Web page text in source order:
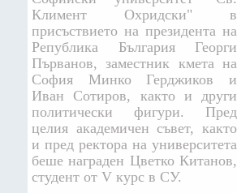
Климент Охридски" в
присъствието на президента на
Република България Георги
Първанов, заместник кмета на
София Минко Герджиков и
Иван Сотиров, както и други
политически фигури. Пред
целия академичен съвет, както
и пред ректора на университета
беше награден Цветко Китанов,
студент от V курс в СУ.